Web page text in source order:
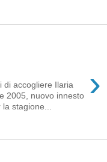
›
di accogliere Ilaria
2005, nuovo innesto
stagione...